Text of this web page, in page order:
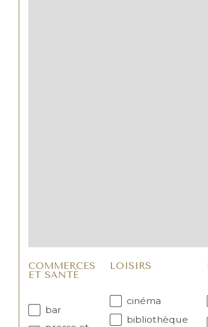
COMMERCES
ET SANTÉ
bar
LOISIRS
cinéma
bibliothèque